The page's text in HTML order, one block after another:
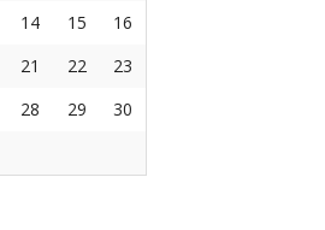
14 15
16
21 22
23
28 29
30